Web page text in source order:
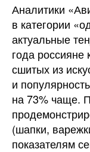
Аналитики
в категории
актуальные
года
сшитых из
и
на 73% чаще.
(шапки,
показателям